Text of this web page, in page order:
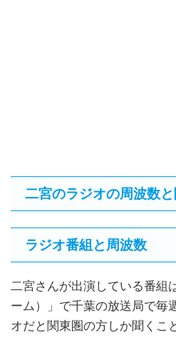
二宮のラジオの周波数
ラジオ番組と周波数
二宮さんが出演している番組
ーム）」で千葉の放送局で毎
オだと関東圏の方しか聞くこ